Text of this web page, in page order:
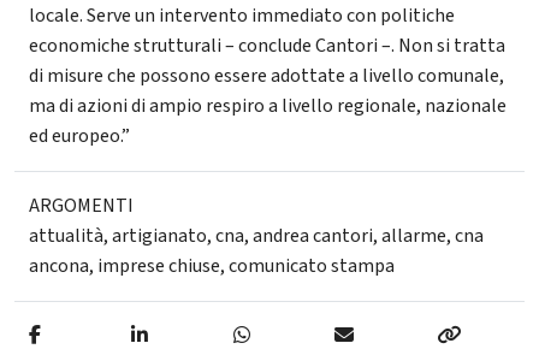
locale. Serve un intervento immediato con politiche
economiche strutturali – conclude Cantori –. Non si tratta
di misure che possono essere adottate a livello comunale,
ma di azioni di ampio respiro a livello regionale, nazionale
ed europeo.”
ARGOMENTI
attualità,artigianato,cna,andrea cantori,allarme,cna
ancona, imprese chiuse,comunicato stampa